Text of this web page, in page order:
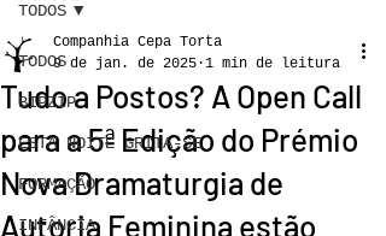
TODOS
BIPZIP
ESTA NOITE GRITA-SE
FORMAÇÃO
INFÂNCIA
TODOS
Tudo a Postos? A Open Call
para a 5ª Edição do Prémio
Nova Dramaturgia de
Autoria Feminina estão
Companhia Cepa Torta
9 de jan. de 2025 1 min de leitura